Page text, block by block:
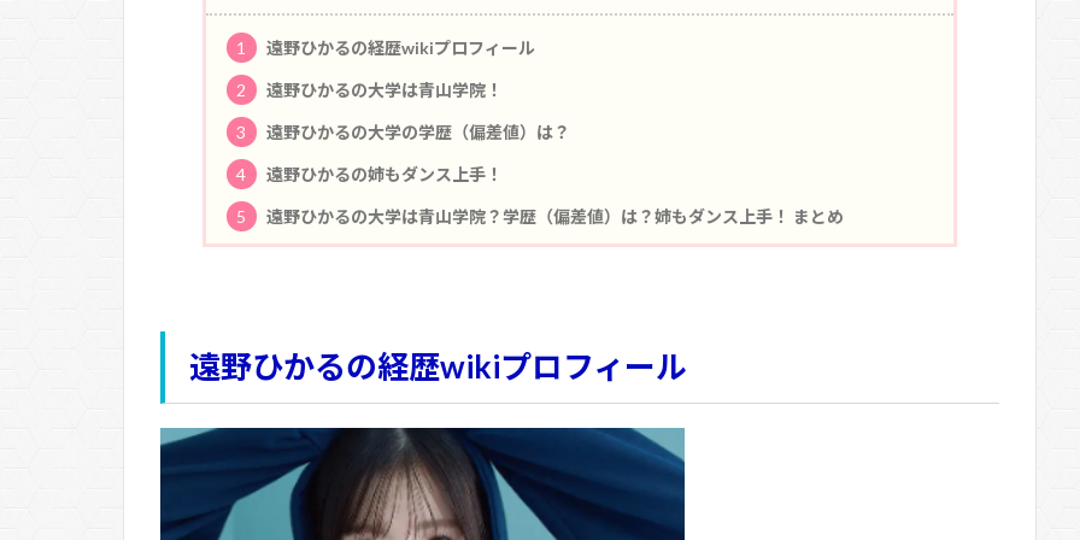
1 遠野ひかるの経歴wikiプロフィール
2 遠野ひかるの大学は青山学院！
3 遠野ひかるの大学の学歴（偏差値）は？
4 遠野ひかるの姉もダンス上手！
5 遠野ひかるの大学は青山学院？学歴（偏差値）は？姉もダンス上手！ まとめ
遠野ひかるの経歴wikiプロフィール